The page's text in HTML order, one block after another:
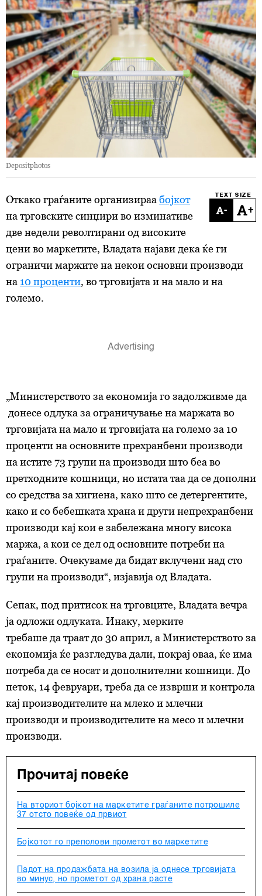
Depositphotos
TEXT SIZE
- +
Откако граѓаните организираа бојкот
на трговските синџири во изминативе
две недели револтирани од високите
цени во маркетите, Владата најави дека ќе ги
ограничи маржите на некои основни производи
на 10 проценти, во трговијата и на мало и на
големо.
„Министерството за економија го задолживме да
донесе одлука за ограничување на маржата во
трговијата на мало и трговијата на големо за 10
проценти на основните прехранбени производи
на истите 73 групи на производи што беа во
претходните кошници, но истата таа да се дополни
со средства за хигиена, како што се детергентите,
како и со бебешката храна и други непрехранбени
производи кај кои е забележана многу висока
маржа, а кои се дел од основните потреби на
граѓаните. Очекуваме да бидат вклучени над сто
групи на производи“, изјавија од Владата.
Сепак, под притисок на трговците, Владата вечра
ја одложи одлуката. Инаку, мерките
требаше да траат до 30 април, а Министерството за
економија ќе разгледува дали, покрај оваа, ќе има
потреба да се носат и дополнителни кошници. До
петок, 14 февруари, треба да се изврши и контрола
кај производителите на млеко и млечни
производи и производителите на месо и млечни
производи.
Прочитај повеќе
На вториот бојкот на маркетите граѓаните потрошиле
37 отсто повеќе од првиот
Бојкотот го преполови прометот во маркетите
Падот на продажбата на возила ја однесе трговијата
во минус, но прометот од храна расте